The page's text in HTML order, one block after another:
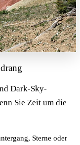
Dark-Sky-
Sie Zeit um die
Sterne oder